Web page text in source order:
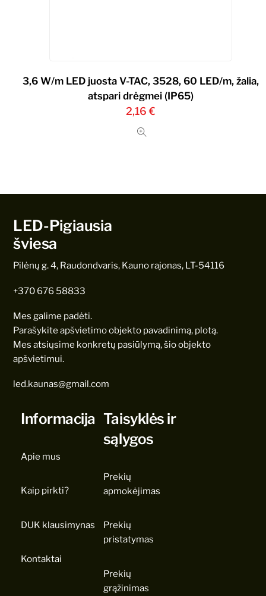
3,6 W/m LED juosta V-TAC, 3528, 60 LED/m, žalia,
atspari drėgmei (IP65)
2,16 €
LED-Pigiausia
šviesa
Pilėnų g. 4, Raudondvaris, Kauno rajonas, LT-54116
+370 676 58833
Mes galime padėti.
Parašykite apšvietimo objekto pavadinimą, plotą.
Mes atsiųsime konkretų pasiūlymą, šio objekto
apšvietimui.
led.kaunas@gmail.com
Informacija
Apie mus
Kaip pirkti?
DUK klausimynas
Kontaktai
Taisyklės ir
sąlygos
Prekių
apmokėjimas
Prekių
pristatymas
Prekių
grąžinimas